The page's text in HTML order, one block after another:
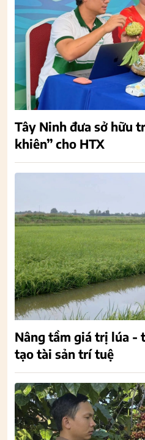
Tây Ninh đưa sở hữu
khiên” cho HTX
Nâng tầm giá trị lúa -
tạo tài sản trí tuệ